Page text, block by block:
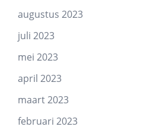
augustus 2023
juli 2023
mei 2023
april 2023
maart 2023
februari 2023